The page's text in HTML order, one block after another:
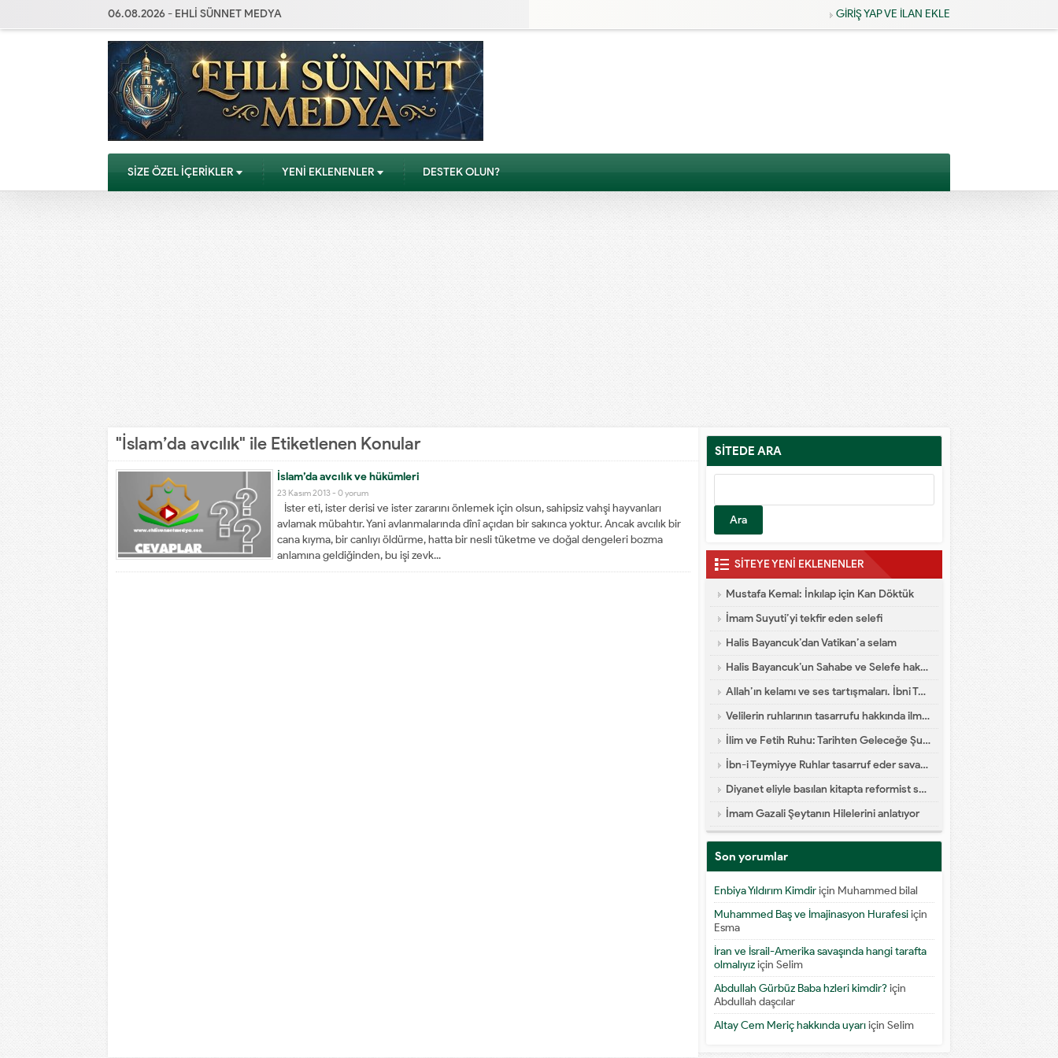
06.08.2026 - EHLİ SÜNNET MEDYA GİRİŞ YAP VE İLAN EKLE
SİZE ÖZEL İÇERİKLER YENİ EKLENENLER DESTEK OLUN?
"İslam’da avcılık" ile Etiketlenen Konular
İslam’da avcılık ve hükümleri
23 Kasım 2013 - 0 yorum
İster eti, ister derisi ve ister zararını önlemek için olsun, sahipsiz vahşi hayvanları
avlamak mübahtır. Yani avlanmalarında dînî açıdan bir sakınca yoktur. Ancak avcılık bir
cana kıyma, bir canlıyı öldürme, hatta bir nesli tüketme ve doğal dengeleri bozma
anlamına geldiğinden, bu işi zevk...
SİTEDE ARA
SİTEYE YENİ EKLENENLER
Mustafa Kemal: İnkılap için Kan Döktük
İmam Suyuti’yi tekfir eden selefi
Halis Bayancuk’dan Vatikan’a selam
Halis Bayancuk’un Sahabe ve Selefe hakareti
Allah’ın kelamı ve ses tartışmaları. İbni Teymiyye dalaleti
Velilerin ruhlarının tasarrufu hakkında ilmi yazı
İlim ve Fetih Ruhu: Tarihten Geleceğe Şuur Köprüsü
İbn-i Teymiyye Ruhlar tasarruf eder savaşa katılır diyor
Diyanet eliyle basılan kitapta reformist skandal
İmam Gazali Şeytanın Hilelerini anlatıyor
Son yorumlar
Enbiya Yıldırım Kimdiriçin Muhammed bilal
Muhammed Baş ve İmajinasyon Hurafesiiçin
Esma
İran ve İsrail-Amerika savaşında hangi tarafta
olmalıyıziçin Selim
Abdullah Gürbüz Baba hzleri kimdir?için
Abdullah daşcılar
Altay Cem Meriç hakkında uyarıiçin Selim